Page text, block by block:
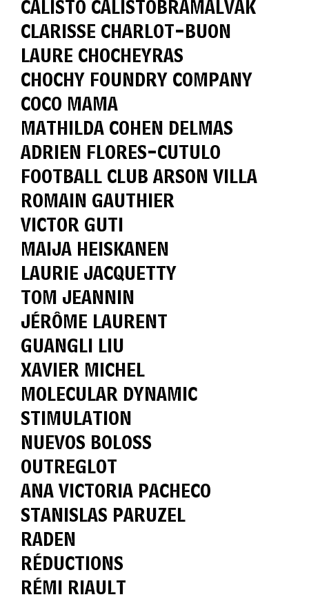
CALISTO CALISTOBRAMALVAK
CLARISSE CHARLOT-BUON
LAURE CHOCHEYRAS
CHOCHY FOUNDRY COMPANY
COCO MAMA
MATHILDA COHEN DELMAS
ADRIEN FLORES-CUTULO
FOOTBALL CLUB ARSON VILLA
ROMAIN GAUTHIER
VICTOR GUTI
MAIJA HEISKANEN
LAURIE JACQUETTY
TOM JEANNIN
JÉRÔME LAURENT
GUANGLI LIU
XAVIER MICHEL
MOLECULAR DYNAMIC
STIMULATION
NUEVOS BOLOSS
OUTREGLOT
ANA VICTORIA PACHECO
STANISLAS PARUZEL
RADEN
RÉDUCTIONS
RÉMI RIAULT